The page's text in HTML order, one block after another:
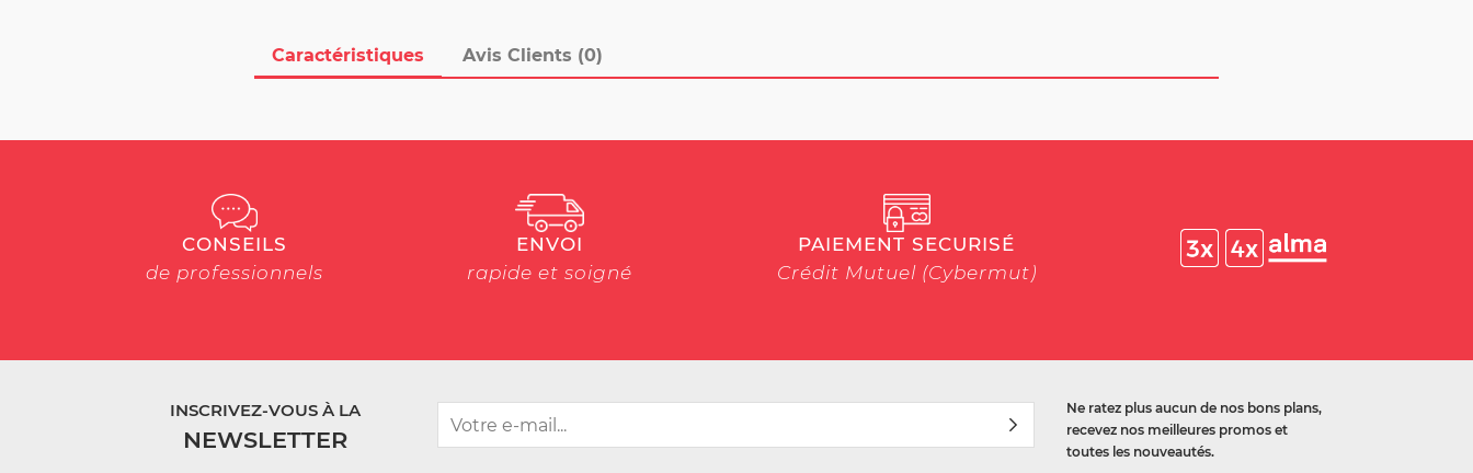
Caractéristiques Avis Clients (0)
CONSEILS
de professionnels
ENVOI
rapide et soigné
PAIEMENT SECURISÉ
Crédit Mutuel (Cybermut)
INSCRIVEZ-VOUS À LA
NEWSLETTER
Ne ratez plus aucun de nos bons plans,
recevez nos meilleures promos et
toutes les nouveautés.